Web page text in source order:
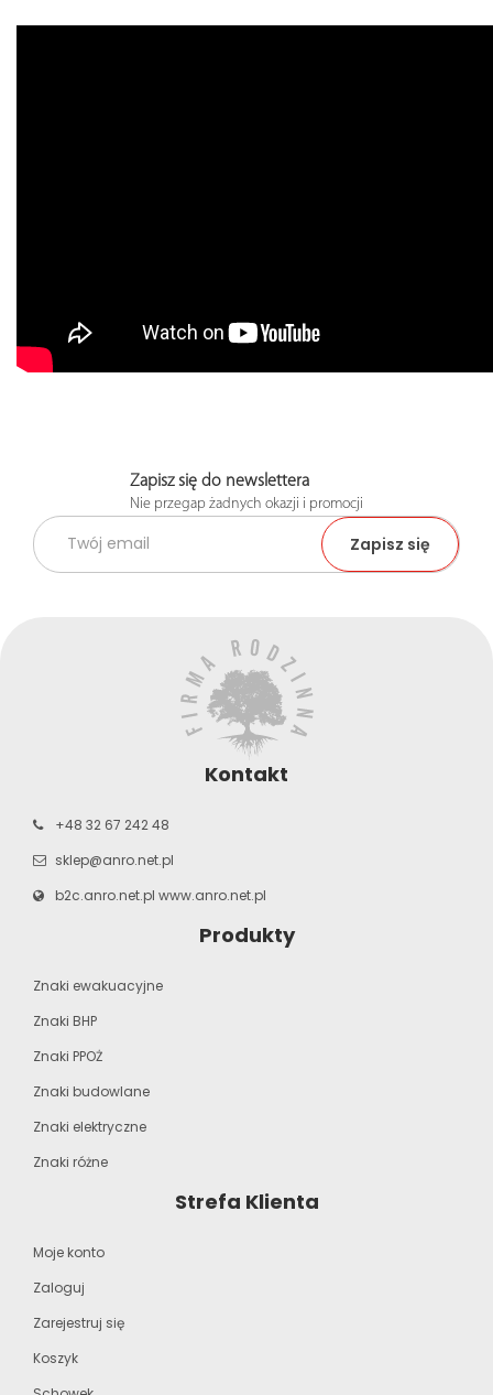
Zapisz się do newslettera
Nie przegap żadnych okazji i promocji
Kontakt
+48 32 67 242 48
sklep@anro.net.pl
b2c.anro.net.pl www.anro.net.pl
Produkty
Znaki ewakuacyjne
Znaki BHP
Znaki PPOŻ
Znaki budowlane
Znaki elektryczne
Znaki różne
Strefa Klienta
Moje konto
Zaloguj
Zarejestruj się
Koszyk